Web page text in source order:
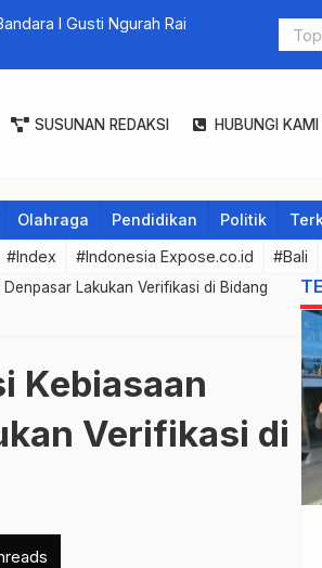
I Gusti Ngurah Rai Jatiluwih
SUSUNAN REDAKSI HUBUNGI KAMI
Olahraga Pendidikan Politik
#Index #Indonesia Expose.co.id #Bali
Lakukan Verifikasi di Bidang
Kebiasaan
Verifikasi di